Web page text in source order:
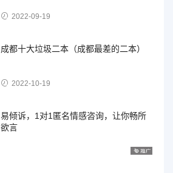
2022-09-19
成都十大垃圾二本（成都最差的二本）
2022-10-19
易倾诉，1对1匿名情感咨询，让你畅所
欲言